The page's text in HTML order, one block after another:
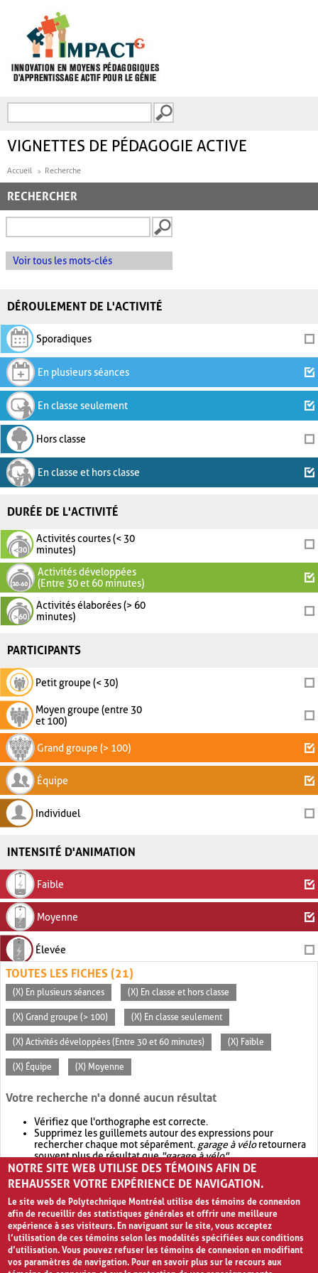
FORMULAIRE DE
VIGNETTES DE PÉDAGOGIE ACTIVE
Accueil Recherche
RECHERCHER
Voir tous les mots-clés
DÉROULEMENT DE L'ACTIVITÉ
Sporadiques
En plusieurs séances
En classe seulement
Hors classe
En classe et hors classe
DURÉE DE L'ACTIVITÉ
Activités courtes (< 30
minutes)
Activités développées
(Entre 30 et 60 minutes)
Activités élaborées (> 60
minutes)
PARTICIPANTS
Petit groupe (< 30)
Moyen groupe (entre 30
et 100)
Grand groupe (> 100)
Équipe
Individuel
INTENSITÉ D'ANIMATION
Faible
Moyenne
Élevée
TOUTES LES FICHES (21)
(X) En plusieurs séances (X) En classe et hors classe
(X) Grand groupe (> 100) (X) En classe seulement
(X) Activités développées (Entre 30 et 60 minutes) (X) Faible
(X) Équipe (X) Moyenne
Votre recherche n'a donné aucun résultat
Vérifiez que l'orthographe est correcte.
Supprimez les guillemets autour des expressions pour
rechercher chaque mot séparément. garage à véloretournera
souvent plus de résultat que"garage à vélo".
Envisagez d'élargir votre recherche avec OR.garage OR vélo
retournera souvent plus de résultat quegarage à vélo
NOTRE SITE WEB UTILISE DES TÉMOINS AFIN DE
REHAUSSER VOTRE EXPÉRIENCE DE NAVIGATION.
Le site web de Polytechnique Montréal utilise des témoins de connexion
afin de recueillir des statistiques générales et offrir une meilleure
expérience à ses visiteurs. En naviguant sur le site, vous acceptez
l’utilisation de ces témoins selon les modalités spécifiées aux conditions
d’utilisation. Vous pouvez refuser les témoins de connexion en modifiant
vos paramètres de navigation. Pour en savoir plus sur le recours aux